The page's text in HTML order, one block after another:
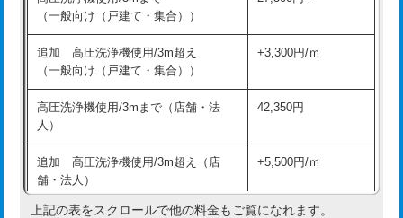
追加人工 16,500円
廃棄・処分 現場見積
※給水管工事は20mmまでの価格です。
給水管工事※（バンド止め)
給水管工事※（支持金具設置) 5,500円
給水管工事※（保温材使用（バンド止
め込み）)
5,500円
給水管工事※（土の掘削・埋め戻し作
業)
11,000円
給水管工事※（塩ビ管（VP・HI）使
（一般向け（戸建て・集合））
追加 高圧洗浄機使用/3m超え
（一般向け（戸建て・集合））
+3,300円/ｍ
高圧洗浄機使用/3mまで（店舗・法
人）
42,350円
追加 高圧洗浄機使用/3m超え（店
舗・法人）
+5,500円/ｍ
上記の表をスクロールで他の料金もご覧になれます。